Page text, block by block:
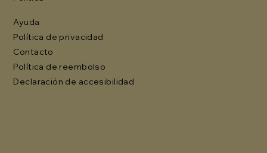
Ayuda
Política de privacidad
Contacto
Política de reembolso
Declaración de accesibilidad